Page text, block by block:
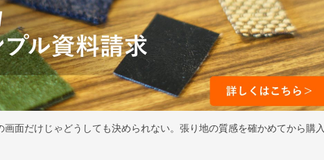
面だけじゃどうしても決められない。張り地の質感を確かめてから購入